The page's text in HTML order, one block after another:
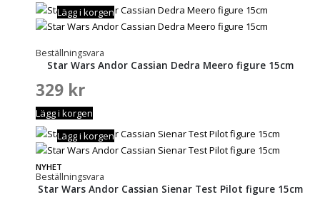
Beställningsvara
Lägg i korgen
Star Wars Andor Cassian Dedra Meero figure 15cm
329 kr
Lägg i korgen
NYHET
Beställningsvara
Lägg i korgen
Star Wars Andor Cassian Sienar Test Pilot figure 15cm